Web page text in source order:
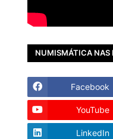
NUMISMÁTICA NAS
Facebook
YouTube
LinkedIn